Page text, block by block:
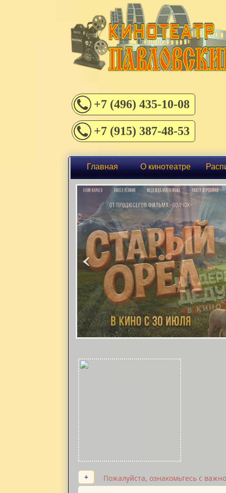
+7 (496) 435-10-08
+7 (915) 387-48-53
Главная О кинотеатре
+ Пожалуйста, ознакомьтесь с